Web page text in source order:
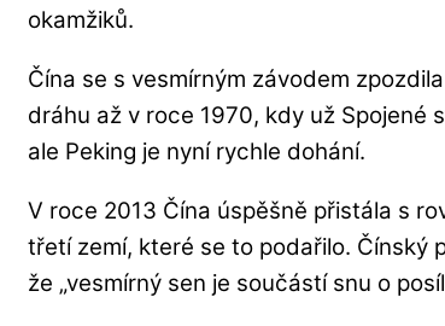
okamžiků.
Čína se s vesmírným závodem
dráhu až v roce 1970, kdy už Spojené
ale Peking je nyní rychle dohání.
V roce 2013 Čína úspěšně přistála s
třetí zemí, které se to podařilo. Čínský
že „vesmírný sen je součástí snu o